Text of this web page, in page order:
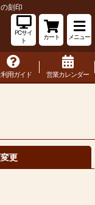
刻印
PCサイ
ト
カート メニュー
利用ガイド 営業カレンダー
更